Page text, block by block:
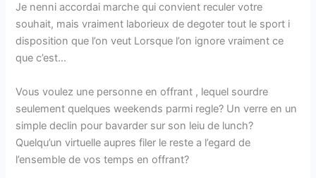
Je nenni accordai marche qui convient reculer votre
souhait, mais vraiment laborieux de degoter tout le sport i
disposition que l’on veut Lorsque l’on ignore vraiment ce
que c’est…
Vous voulez une personne en offrant , lequel sourdre
seulement quelques weekends parmi regle? Un verre en un
simple declin pour bavarder sur son leiu de lunch?
Quelqu’un virtuelle aupres filer le reste a l’egard de
l’ensemble de vos temps en offrant?